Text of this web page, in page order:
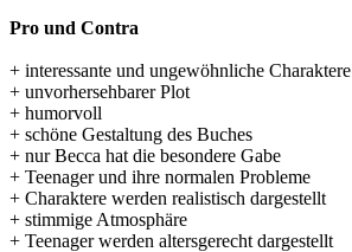
Pro und Contra
+ interessante und ungewöhnliche Charaktere
+ unvorhersehbarer Plot
+ humorvoll
+ schöne Gestaltung des Buches
+ nur Becca hat die besondere Gabe
+ Teenager und ihre normalen Probleme
+ Charaktere werden realistisch dargestellt
+ stimmige Atmosphäre
+ Teenager werden altersgerecht dargestellt